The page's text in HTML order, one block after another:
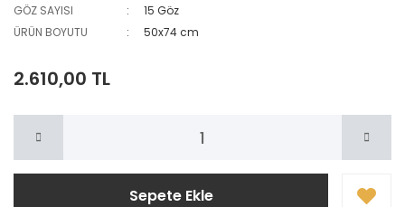
GÖZ SAYISI
15 Göz
ÜRÜN BOYUTU
50x74 cm
2.610,00 TL
Sepete Ekle